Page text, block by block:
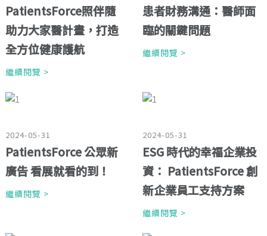
PatientsForce照伴隨
助力大家醫計畫，打造
全方位健康護航
繼續閱覽 >
患者財務溝通：醫師面
臨的關鍵問題
繼續閱覽 >
2024-05-31
PatientsForce 公眾新
廣告 看展就看的到！
繼續閱覽 >
2024-05-31
ESG 時代的幸福企業投
資： PatientsForce 創
新企業員工支持方案
繼續閱覽 >